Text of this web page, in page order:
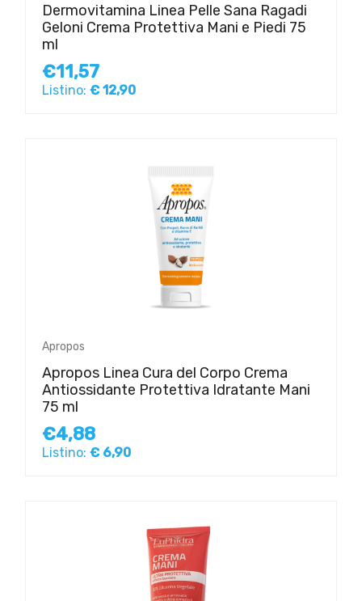
Dermovitamina Linea Pelle Sana Ragadi
Geloni Crema Protettiva Mani e Piedi 75
ml
€11,57
Listino: € 12,90
Apropos
Apropos Linea Cura del Corpo Crema
Antiossidante Protettiva Idratante Mani
75 ml
€4,88
Listino: € 6,90